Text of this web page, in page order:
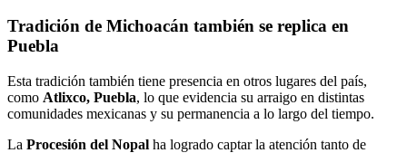
Tradición de Michoacán también se replica en
Puebla
Esta tradición también tiene presencia en otros lugares del país,
como Atlixco, Puebla, lo que evidencia su arraigo en distintas
comunidades mexicanas y su permanencia a lo largo del tiempo.
La Procesión del Nopal ha logrado captar la atención tanto de